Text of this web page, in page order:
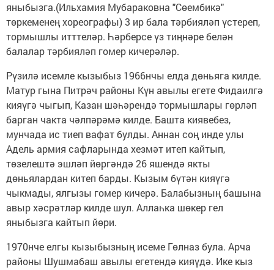
яныбызга.(Ильхамия Мубараковна "Сөембикә"
төркеменең хореографы) 3 ир бала тәрбияләп үстереп,
тормышлы итттеләр. Һәрберсе үз тиңнәре белән
балалар тәрбияләп гомер кичерәләр.
Рүзилә исемле кызыбыз 1966нчы елда дөньяга килде.
Матур гына Питрәч районы Күн авылы егете Фидаилгә
кияүгә чыгып, Казан шәһәрендә тормышлары гөрләп
барган чакта чәлпәрәмә килде. Башта киявебез,
мунчада ис тиеп вафат булды. Аннан соң инде улы
Адель армия сафларында хезмәт итеп кайтып,
төзелештә эшләп йөргәндә 26 яшендә якты
дөньялардан китеп барды. Кызым бүтән кияүгә
чыкмады, ялгызы гомер кичерә. Балабызның башына
авыр хәсрәтләр килде шул. Аллаһка шөкер гел
яныбызга кайтып йөри.
1970нче елгы кызыбызның исеме Гөлназ була. Арча
районы Шушмабаш авылы егетендә кияүдә. Ике кыз